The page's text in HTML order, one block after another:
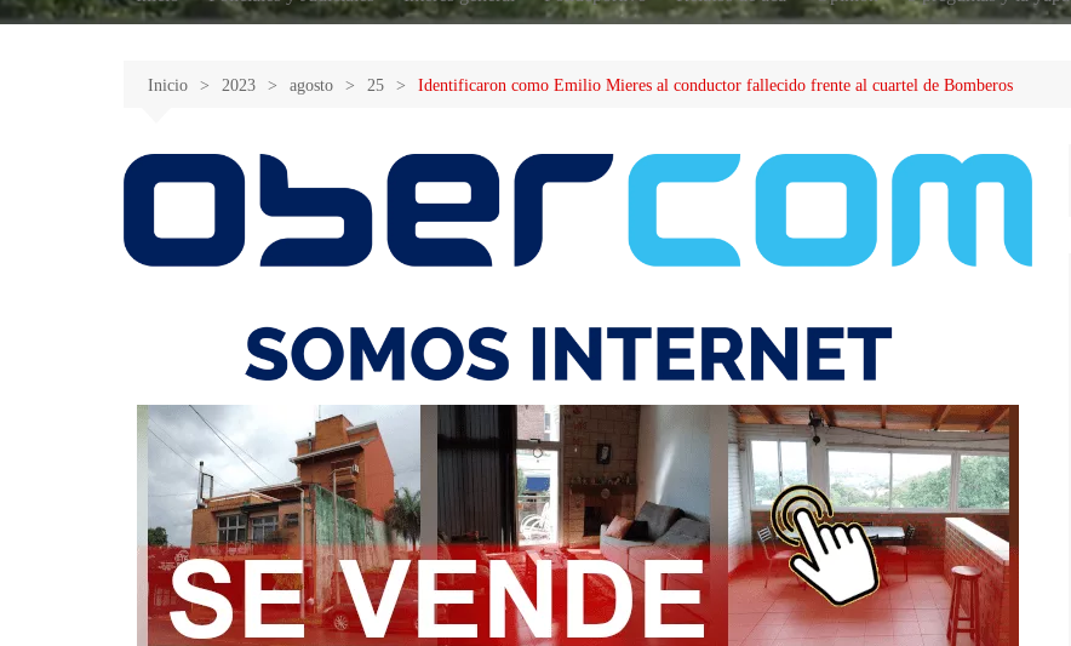
Inicio 2023 agosto 25 Identificaron como Emilio Mieres al conductor fallecido frente al cuartel de Bomberos